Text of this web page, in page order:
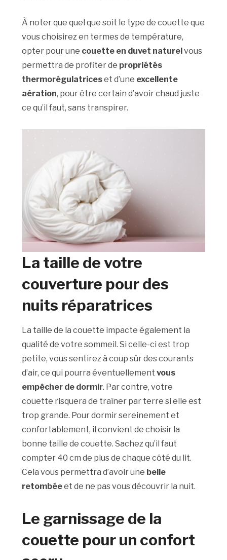
À noter que quel que soit le type de couette que
vous choisirez en termes de température,
opter pour une couette en duvet naturel vous
permettra de profiter de propriétés
thermorégulatriceset d’une excellente
aération, pour être certain d’avoir chaud juste
ce qu’il faut, sans transpirer.
La taille de votre
couverture pour des
nuits réparatrices
La taille de la couette impacte également la
qualité de votre sommeil. Si celle-ci est trop
petite, vous sentirez à coup sûr des courants
d’air, ce qui pourra éventuellement vous
empêcher de dormir. Par contre, votre
couette risquera de traîner par terre si elle est
trop grande. Pour dormir sereinement et
confortablement, il convient de choisir la
bonne taille de couette. Sachez qu’il faut
compter 40 cm de plus de chaque côté du lit.
Cela vous permettra d’avoir une belle
retombéeet de ne pas vous découvrir la nuit.
Le garnissage de la
couette pour un confort